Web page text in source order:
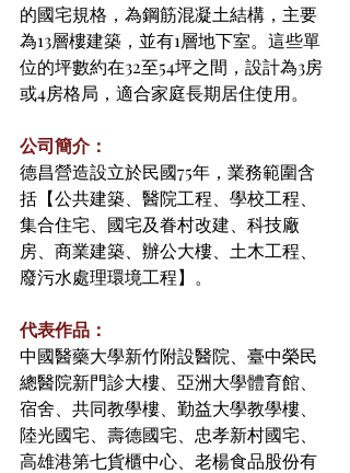
的國宅規格，為鋼筋混凝土結構，主要
為13層樓建築，並有1層地下室。這些單
位的坪數約在32至54坪之間，設計為3房
或4房格局，適合家庭長期居住使用。
公司簡介：
德昌營造設立於民國75年，業務範圍含
括【公共建築、醫院工程、學校工程、
集合住宅、國宅及眷村改建、科技廠
房、商業建築、辦公大樓、土木工程、
廢污水處理環境工程】。
代表作品：
中國醫藥大學新竹附設醫院、臺中榮民
總醫院新門診大樓、亞洲大學體育館、
宿舍、共同教學樓、勤益大學教學樓、
陸光國宅、壽德國宅、忠孝新村國宅、
高雄港第七貨櫃中心、老楊食品股份有